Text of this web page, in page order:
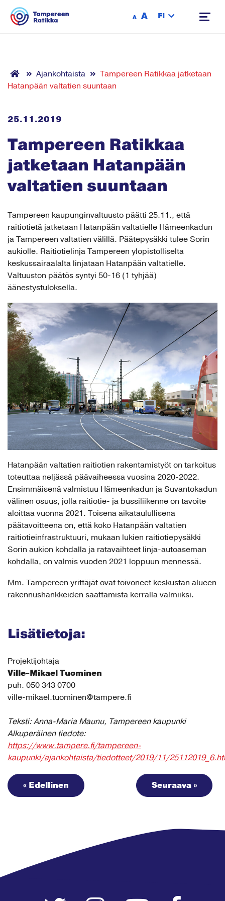
A A FI
Ajankohtaista
Tampereen Ratikkaa jatketaan
Hatanpään valtatien suuntaan
25.11.2019
Tampereen Ratikkaa
jatketaan Hatanpään
valtatien suuntaan
Tampereen kaupunginvaltuusto päätti 25.11., että
raitiotietä jatketaan Hatanpään valtatielle Hämeenkadun
ja Tampereen valtatien välillä. Päätepysäkki tulee Sorin
aukiolle. Raitiotielinja Tampereen ylopistolliselta
keskussairaalalta linjataan Hatanpään valtatielle.
Valtuuston päätös syntyi 50-16 (1 tyhjää)
äänestystuloksella.
Hatanpään valtatien raitiotien rakentamistyöt on tarkoitus
toteuttaa neljässä päävaiheessa vuosina 2020-​2022.
Ensimmäisenä valmistuu Hämeenkadun ja Suvantokadun
välinen osuus,​ jolla raitiotie-​ ja bussiliikenne on tavoite
aloittaa vuonna 2021. Toisena aikataulullisena
päätavoitteena on,​ että koko Hatanpään valtatien
raitiotieinfrastruktuuri,​ mukaan lukien raitiotiepysäkki
Sorin aukion kohdalla ja ratavaihteet linja-​autoaseman
kohdalla,​ on valmis vuoden 2021 loppuun mennessä.
Mm. Tampereen yrittäjät ovat toivoneet keskustan alueen
rakennushankkeiden saattamista kerralla valmiiksi.
Lisätietoja:
Projektijohtaja
Ville-Mikael Tuominen
puh. 050 343 0700
ville-mikael.tuominen@tampere.fi
Teksti: Anna-Maria Maunu, Tampereen kaupunki
Alkuperäinen tiedote:
https://www.tampere.fi/tampereen-
kaupunki/ajankohtaista/tiedotteet/2019/11/
Seuraava »
« Edellinen